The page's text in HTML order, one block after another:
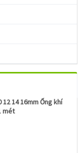
12 14 16mm Ống khí
mét